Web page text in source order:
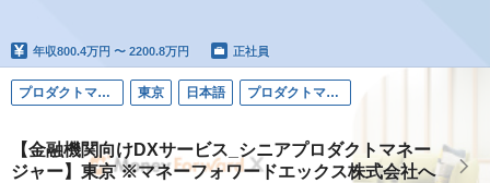
年収800.4万円 〜 2200.8万円 正社員
プロダクトマネージャー 東京 日本語 プロダクトマネージャー
【金融機関向けDXサービス_シニアプロダクトマネー
ジャー】東京 ※マネーフォワードエックス株式会社へ